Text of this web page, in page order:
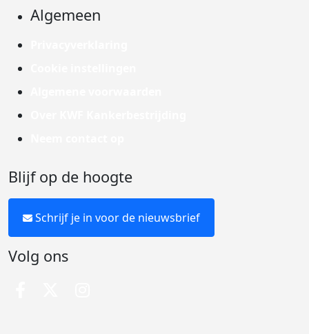
Algemeen
Blijf op de hoogte
Schrijf je in voor de nieuwsbrief
Volg ons